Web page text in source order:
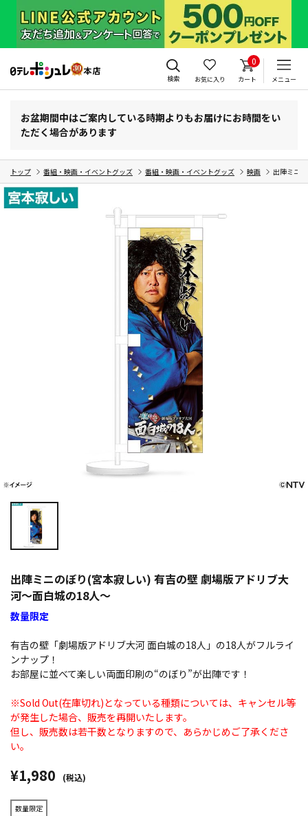
検索 お気に入り
0
カート メニュー
お盆期間中はご案内している時期よりもお届けにお時間をい
ただく場合があります
トップ 番組・映画・イベントグッズ 番組・映画・イベントグッズ 映画 出陣ミニ
出陣ミニのぼり(宮本寂しい) 有吉の壁 劇場版アドリブ大
河～面白城の18人～
数量限定
有吉の壁「劇場版アドリブ大河 面白城の18人」の18人がフルライ
ンナップ！
お部屋に並べて楽しい両面印刷の“のぼり”が出陣です！
※Sold Out(在庫切れ)となっている種類については、キャンセル等
が発生した場合、販売を再開いたします。
但し、販売数は若干数となりますので、あらかじめご了承くださ
い。
¥1,980 (税込)
数量限定